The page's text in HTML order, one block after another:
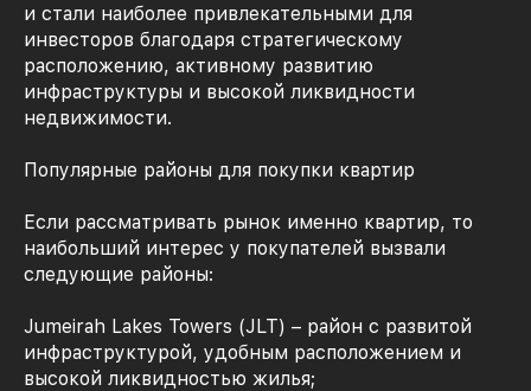
и стали наиболее привлекательными для
инвесторов благодаря стратегическому
расположению, активному развитию
инфраструктуры и высокой ликвидности
недвижимости.
Популярные районы для покупки квартир
Если рассматривать рынок именно квартир, то
наибольший интерес у покупателей вызвали
следующие районы:
Jumeirah Lakes Towers (JLT) – район с развитой
инфраструктурой, удобным расположением и
высокой ликвидностью жилья;